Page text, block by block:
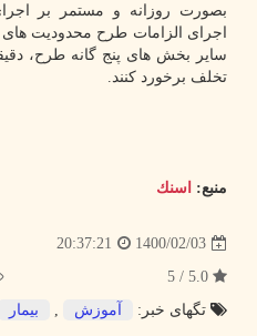
بصورت روزانه و مستمر بر
اجرای الزامات طرح محدودیت های
سایر بخش های پنج گانه طرح،
تخلف برخورد کنند.
منبع: اسنك
1400/02/03
20:37:21
تگهای خبر:
آموزش , بیمار